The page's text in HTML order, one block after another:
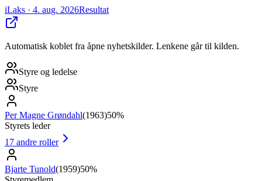
iLaks · 4. aug. 2026Resultat
Automatisk koblet fra åpne nyhetskilder. Lenkene går til kilden.
Styre og ledelse
Styre
Per Magne Grøndahl(1963)50%
Styrets leder
17 andre roller
Bjarte Tunold(1959)50%